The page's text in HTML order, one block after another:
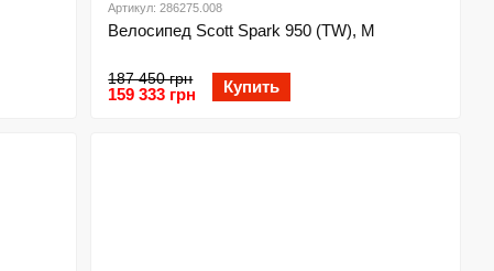
Артикул: 286275.008
Велосипед Scott Spark 950 (TW), M
187 450 грн
159 333 грн Купить